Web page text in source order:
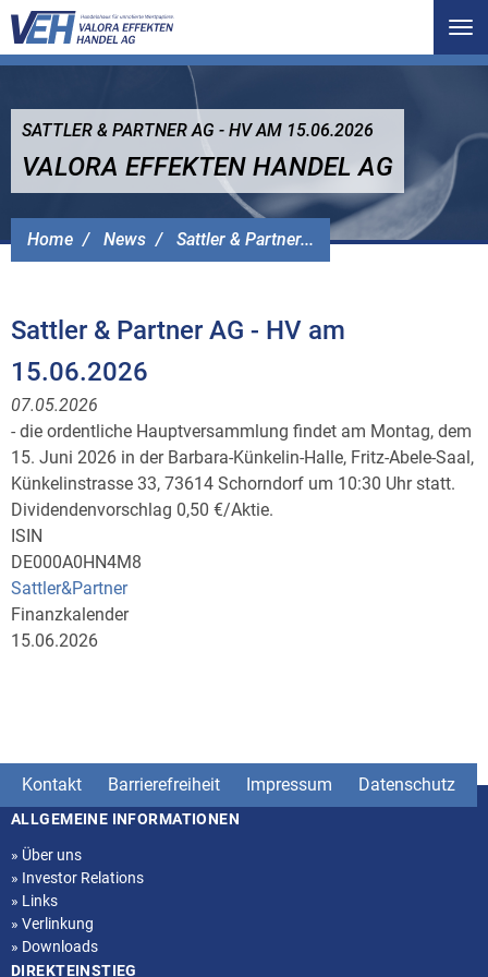
Home News Sattler & Partner...
SATTLER & PARTNER AG - HV AM 15.06.2026
VALORA EFFEKTEN HANDEL AG
Sattler & Partner AG - HV am
15.06.2026
07.05.2026
- die ordentliche Hauptversammlung findet am Montag, dem
15. Juni 2026 in der Barbara-Künkelin-Halle, Fritz-Abele-Saal,
Künkelinstrasse 33, 73614 Schorndorf um 10:30 Uhr statt.
Dividendenvorschlag 0,50 €/Aktie.
ISIN
DE000A0HN4M8
Sattler&Partner
Finanzkalender
15.06.2026
Kontakt Barrierefreiheit Impressum Datenschutz
Seitenstruktur
ALLGEMEINE INFORMATIONEN
» Über uns
» Investor Relations
» Links
» Verlinkung
» Downloads
DIREKTEINSTIEG